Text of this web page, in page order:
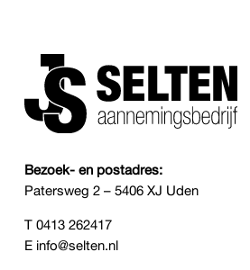
Bezoek- en postadres:
Patersweg 2 – 5406 XJ Uden
T 0413 262417
E info@selten.nl